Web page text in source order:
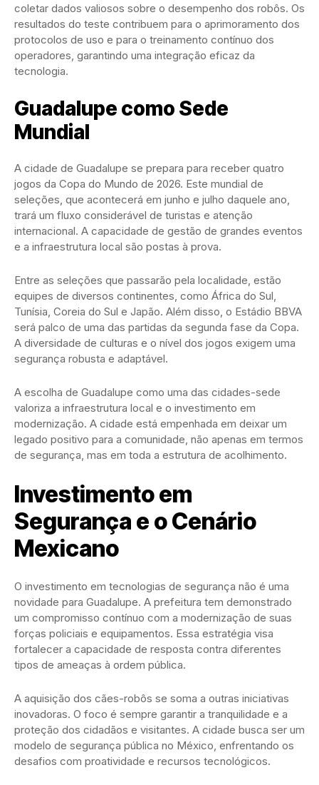
coletar dados valiosos sobre o desempenho dos robôs. Os
resultados do teste contribuem para o aprimoramento dos
protocolos de uso e para o treinamento contínuo dos
operadores, garantindo uma integração eficaz da
tecnologia.
Guadalupe como Sede
Mundial
A cidade de Guadalupe se prepara para receber quatro
jogos da Copa do Mundo de 2026. Este mundial de
seleções, que acontecerá em junho e julho daquele ano,
trará um fluxo considerável de turistas e atenção
internacional. A capacidade de gestão de grandes eventos
e a infraestrutura local são postas à prova.
Entre as seleções que passarão pela localidade, estão
equipes de diversos continentes, como África do Sul,
Tunísia, Coreia do Sul e Japão. Além disso, o Estádio BBVA
será palco de uma das partidas da segunda fase da Copa.
A diversidade de culturas e o nível dos jogos exigem uma
segurança robusta e adaptável.
A escolha de Guadalupe como uma das cidades-sede
valoriza a infraestrutura local e o investimento em
modernização. A cidade está empenhada em deixar um
legado positivo para a comunidade, não apenas em termos
de segurança, mas em toda a estrutura de acolhimento.
Investimento em
Segurança e o Cenário
Mexicano
O investimento em tecnologias de segurança não é uma
novidade para Guadalupe. A prefeitura tem demonstrado
um compromisso contínuo com a modernização de suas
forças policiais e equipamentos. Essa estratégia visa
fortalecer a capacidade de resposta contra diferentes
tipos de ameaças à ordem pública.
A aquisição dos cães-robôs se soma a outras iniciativas
inovadoras. O foco é sempre garantir a tranquilidade e a
proteção dos cidadãos e visitantes. A cidade busca ser um
modelo de segurança pública no México, enfrentando os
desafios com proatividade e recursos tecnológicos.